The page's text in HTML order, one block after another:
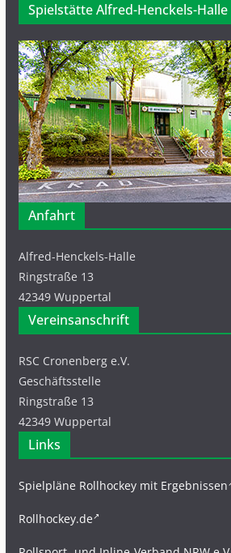
Spielstätte Alfred-Henckels-Halle
Anfahrt
Alfred-Henckels-Halle
Ringstraße 13
42349 Wuppertal
Vereinsanschrift
RSC Cronenberg e.V.
Geschäftsstelle
Ringstraße 13
42349 Wuppertal
Links
Spielpläne Rollhockey mit Ergebnissen
Rollhockey.de